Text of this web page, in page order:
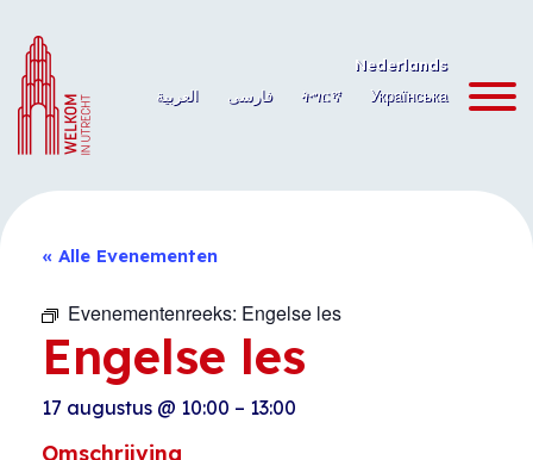
naar
de
inhoud
Nederlands
العربية
فارسی ትግርኛ Українська
« Alle Evenementen
Evenementenreeks: Engelse les
Engelse les
17 augustus @ 10:00 – 13:00
Omschrijving